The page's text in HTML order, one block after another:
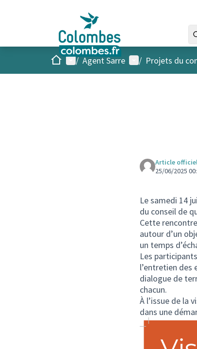
AccueilMenu principal
/ Agent Sarre Menu utilisateur
/ Projets du
Article
25/06/2025
Le samedi 14
du conseil de
Cette
autour d’un
un temps
Les
l’entretien des
dialogue de
chacun.
À l’issue de la
dans une